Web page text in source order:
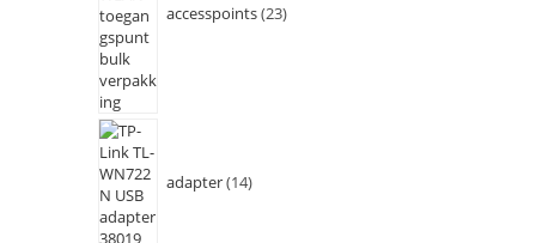
accesspoints 23
adapter 14